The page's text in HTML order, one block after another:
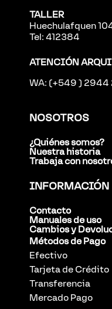
TALLER
Huechulafquen
Tel: 412384
ATENCIÓN
WA: (+549 ) 2944
NOSOTROS
¿Quiénes somos?
Nuestra historia
Trabaja con
INFORMACIÓN
Contacto
Manuales de uso
Cambios y
Métodos de Pago
Efectivo
Tarjeta de Crédito
Transferencia
Mercado Pago